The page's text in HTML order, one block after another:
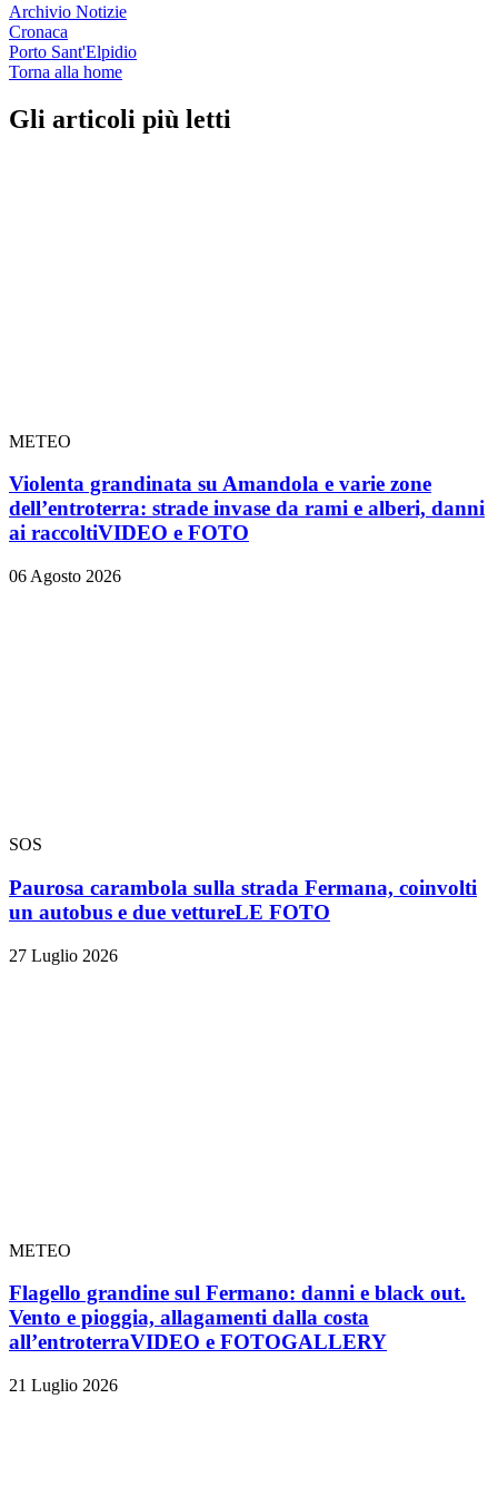
Archivio Notizie
Cronaca
Porto Sant'Elpidio
Torna alla home
Gli articoli più letti
METEO
Violenta grandinata su Amandola e varie zone
dell’entroterra: strade invase da rami e alberi, danni
ai raccoltiVIDEO e FOTO
06 Agosto 2026
SOS
Paurosa carambola sulla strada Fermana, coinvolti
un autobus e due vettureLE FOTO
27 Luglio 2026
METEO
Flagello grandine sul Fermano: danni e black out.
Vento e pioggia, allagamenti dalla costa
all’entroterraVIDEO e FOTOGALLERY
21 Luglio 2026